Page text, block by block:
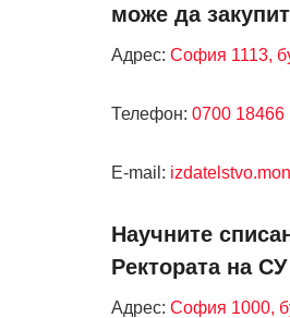
може да
Адрес: София 1113,
Телефон: 0700 18466
Е-mail:
Научните
Ректората на
Адрес: София 1000,